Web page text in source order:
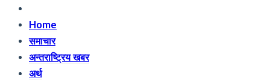
Home
समाचार
अन्तराष्ट्रिय खबर
अर्थ